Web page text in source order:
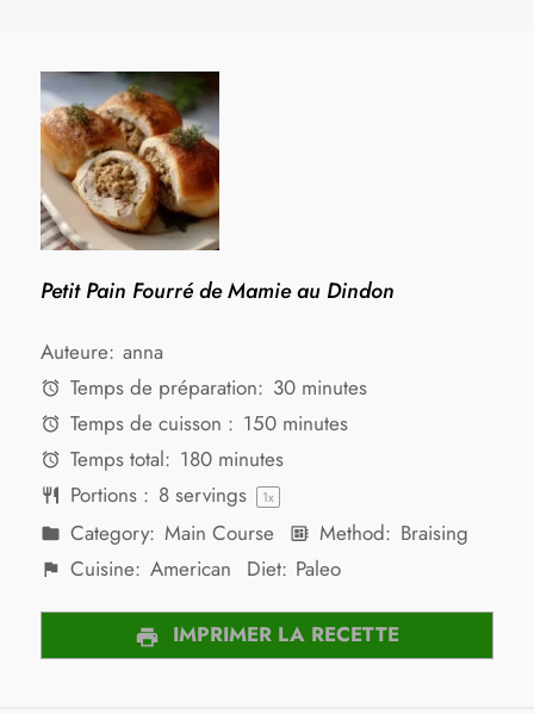
Petit Pain Fourré de Mamie au Dindon
Auteure: anna
Temps de préparation: 30 minutes
Temps de cuisson : 150 minutes
Temps total: 180 minutes
Portions : 8servings 1x
Category: Main Course Method: Braising
Cuisine: American Diet: Paleo
IMPRIMER LA RECETTE